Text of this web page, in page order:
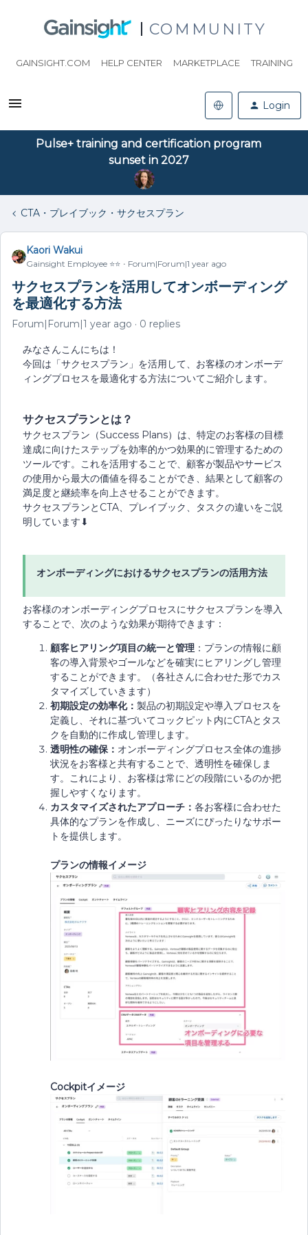
COMMUNITY
GAINSIGHT.COM HELP CENTER MARKETPLACE TRAINING
Login
Pulse+ training and certification program
sunset in 2027
CTA・プレイブック・サクセスプラン
Kaori Wakui
Gainsight Employee ⭐️⭐️ Forum|Forum|1 year ago
サクセスプランを活用してオンボーディング
を最適化する方法
Forum|Forum|1 year ago 0 replies
みなさんこんにちは！
今回は「サクセスプラン」を活用して、お客様のオンボーデ
ィングプロセスを最適化する方法についてご紹介します。
サクセスプランとは？
サクセスプラン（Success Plans）は、特定のお客様の目標
達成に向けたステップを効率的かつ効果的に管理するための
ツールです。これを活用することで、顧客が製品やサービス
の使用から最大の価値を得ることができ、結果として顧客の
満足度と継続率を向上させることができます。
サクセスプランとCTA、プレイブック、タスクの違いをご説
明しています⬇︎
オンボーディングにおけるサクセスプランの活用方法
お客様のオンボーディングプロセスにサクセスプランを導入
することで、次のような効果が期待できます：
顧客ヒアリング項目の統一と管理 ：プランの情報に顧
客の導入背景やゴールなどを確実にヒアリングし管理
することができます。（各社さんに合わせた形でカス
タマイズしていきます）
初期設定の効率化： 製品の初期設定や導入プロセスを
定義し、それに基づいてコックピット内にCTAとタス
クを自動的に作成し管理します。
透明性の確保： オンボーディングプロセス全体の進捗
状況をお客様と共有することで、透明性を確保しま
す。これにより、お客様は常にどの段階にいるのか把
握しやすくなります。
カスタマイズされたアプローチ： 各お客様に合わせた
具体的なプランを作成し、ニーズにぴったりなサポー
トを提供します。
プランの情報イメージ
Cockpitイメージ